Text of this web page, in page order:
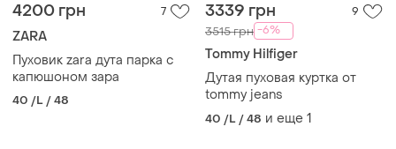
4200 грн 7
ZARA
Пуховик zara дута парка с
капюшоном зара
40 /L / 48
3339 грн 9
3515 грн -6%
Tommy Hilfiger
Дутая пуховая куртка от
tommy jeans
40 /L / 48 и еще 1